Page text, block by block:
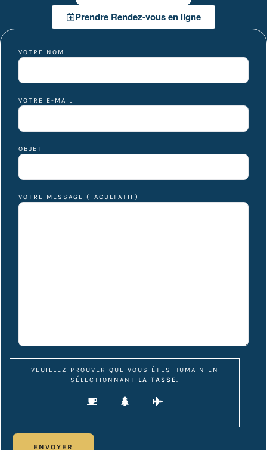
Prendre Rendez-vous en ligne
VOTRE NOM
VOTRE E-MAIL
OBJET
VOTRE MESSAGE (FACULTATIF)
VEUILLEZ PROUVER QUE VOUS ÊTES HUMAIN EN
SÉLECTIONNANT
LA TASSE.